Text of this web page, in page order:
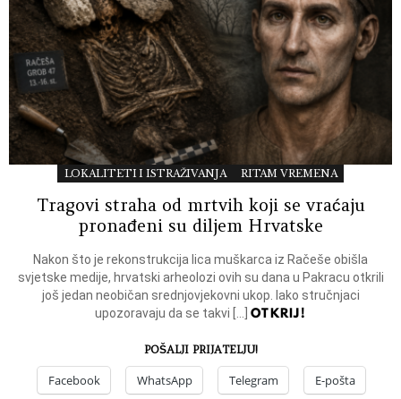
LOKALITETI I ISTRAŽIVANJA RITAM VREMENA
Tragovi straha od mrtvih koji se vraćaju
pronađeni su diljem Hrvatske
Nakon što je rekonstrukcija lica muškarca iz Račeše obišla
svjetske medije, hrvatski arheolozi ovih su dana u Pakracu otkrili
još jedan neobičan srednjovjekovni ukop. Iako stručnjaci
upozoravaju da se takvi […] OTKRIJ!
POŠALJI PRIJATELJU!
Facebook WhatsApp Telegram E-pošta